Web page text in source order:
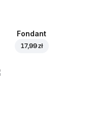
Fondant
17,99 zł